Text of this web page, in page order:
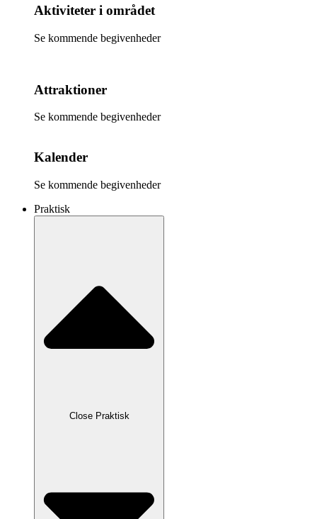
Aktiviteter i området
Se kommende begivenheder
Attraktioner
Se kommende begivenheder
Kalender
Se kommende begivenheder
Praktisk
Close Praktisk